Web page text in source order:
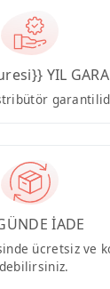
YIL
İADE
ücretsiz ve